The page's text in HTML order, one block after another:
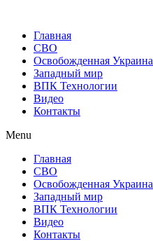
Главная
СВО
Освобожденная Украина
Западный мир
ВПК Технологии
Видео
Контакты
Menu
Главная
СВО
Освобожденная Украина
Западный мир
ВПК Технологии
Видео
Контакты